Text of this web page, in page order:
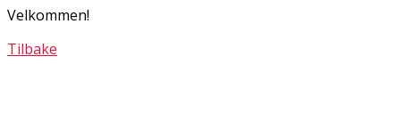
Velkommen!
Tilbake